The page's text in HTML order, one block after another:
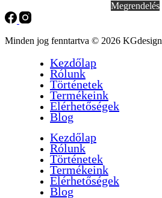
Megrendelés
Minden jog fenntartva © 2026 KGdesign
Kezdőlap
Rólunk
Történetek
Termékeink
Elérhetőségek
Blog
Kezdőlap
Rólunk
Történetek
Termékeink
Elérhetőségek
Blog